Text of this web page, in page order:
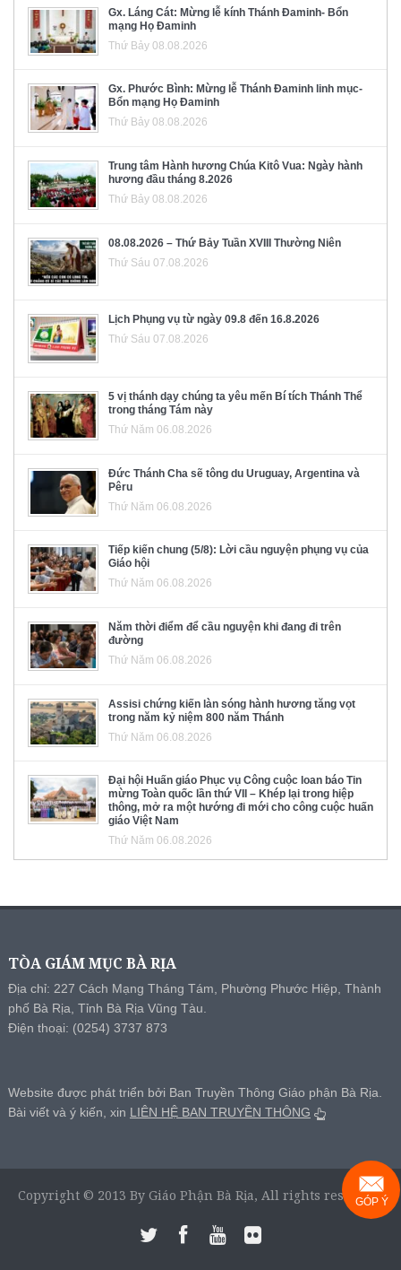
Gx. Láng Cát: Mừng lễ kính Thánh Đaminh- Bổn
mạng Họ Đaminh
Thứ Bảy 08.08.2026
Gx. Phước Bình: Mừng lễ Thánh Đaminh linh mục-
Bổn mạng Họ Đaminh
Thứ Bảy 08.08.2026
Trung tâm Hành hương Chúa Kitô Vua: Ngày hành
hương đầu tháng 8.2026
Thứ Bảy 08.08.2026
08.08.2026 – Thứ Bảy Tuần XVIII Thường Niên
Thứ Sáu 07.08.2026
Lịch Phụng vụ từ ngày 09.8 đến 16.8.2026
Thứ Sáu 07.08.2026
5 vị thánh dạy chúng ta yêu mến Bí tích Thánh Thể
trong tháng Tám này
Thứ Năm 06.08.2026
Đức Thánh Cha sẽ tông du Uruguay, Argentina và
Pêru
Thứ Năm 06.08.2026
Tiếp kiến chung (5/8): Lời cầu nguyện phụng vụ của
Giáo hội
Thứ Năm 06.08.2026
Năm thời điểm để cầu nguyện khi đang đi trên
đường
Thứ Năm 06.08.2026
Assisi chứng kiến làn sóng hành hương tăng vọt
trong năm kỷ niệm 800 năm Thánh
Thứ Năm 06.08.2026
Đại hội Huấn giáo Phục vụ Công cuộc loan báo Tin
mừng Toàn quốc lần thứ VII – Khép lại trong hiệp
thông, mở ra một hướng đi mới cho công cuộc huấn
giáo Việt Nam
Thứ Năm 06.08.2026
TÒA GIÁM MỤC BÀ RỊA
Địa chỉ: 227 Cách Mạng Tháng Tám, Phường Phước Hiệp, Thành
phố Bà Rịa, Tỉnh Bà Rịa Vũng Tàu.
Điện thoại: (0254) 3737 873
Website được phát triển bởi Ban Truyền Thông Giáo phận Bà Rịa.
Bài viết và ý kiến, xin LIÊN HỆ BAN TRUYỀN THÔNG
Copyright © 2013 By Giáo Phận Bà Rịa, All rights reserved.
GÓP Ý